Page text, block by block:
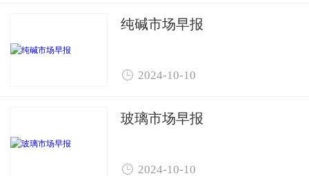
纯碱市场早报
 2024-10-10
玻璃市场早报
 2024-10-10